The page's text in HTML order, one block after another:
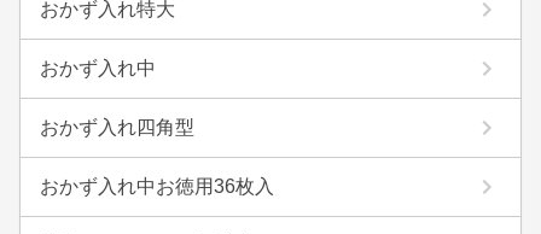
おかず入れ特大
おかず入れ中
おかず入れ四角型
おかず入れ中お徳用36枚入